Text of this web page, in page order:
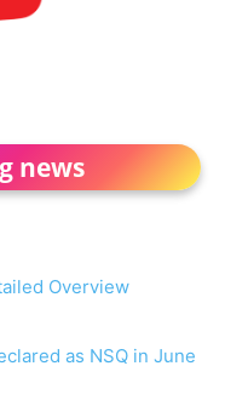
news
Overview
as NSQ in June